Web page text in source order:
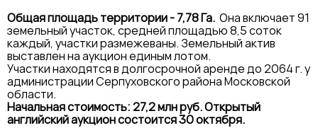
Общая площадь территории - 7,78 Га. Она включает 91
земельный участок, средней площадью 8,5 соток
каждый, участки размежеваны. Земельный актив
выставлен на аукцион единым лотом.
Участки находятся в долгосрочной аренде до 2064 г. у
администрации Серпуховского района Московской
области.
Начальная стоимость: 27,2 млн руб. Открытый
английский аукцион состоится 30 октября.